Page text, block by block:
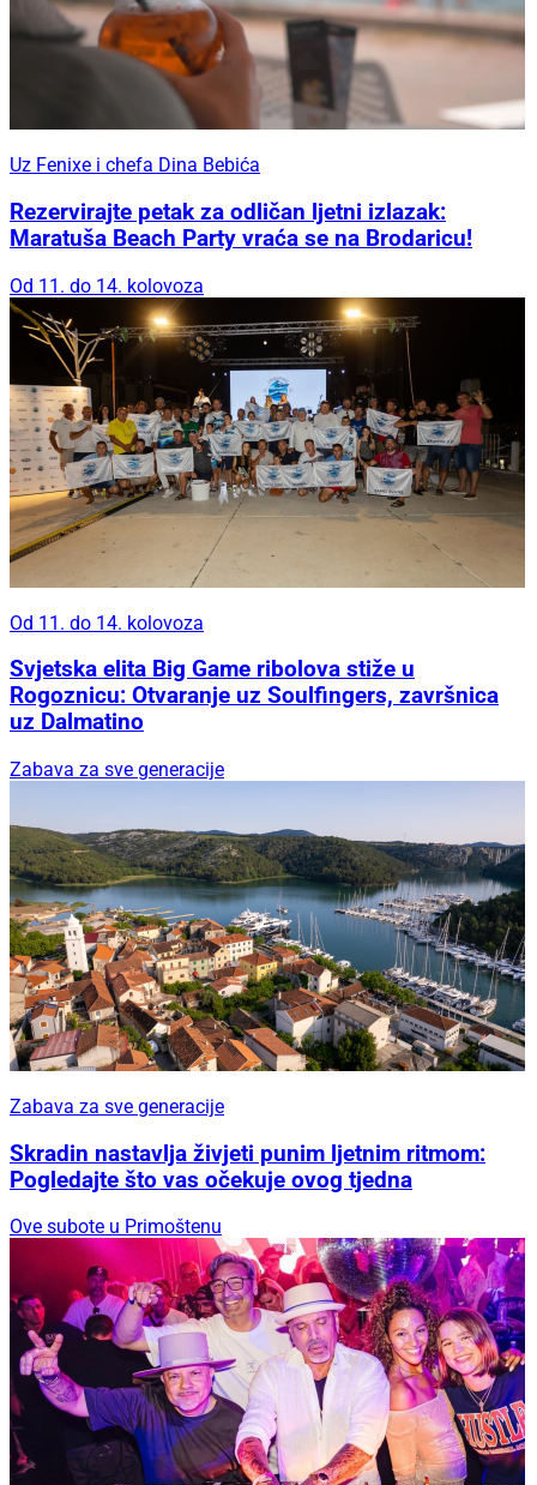
Uz Fenixe i chefa Dina Bebića
Rezervirajte petak za odličan ljetni izlazak:
Maratuša Beach Party vraća se na Brodaricu!
Od 11. do 14. kolovoza
Od 11. do 14. kolovoza
Svjetska elita Big Game ribolova stiže u
Rogoznicu: Otvaranje uz Soulfingers, završnica
uz Dalmatino
Zabava za sve generacije
Zabava za sve generacije
Skradin nastavlja živjeti punim ljetnim ritmom:
Pogledajte što vas očekuje ovog tjedna
Ove subote u Primoštenu